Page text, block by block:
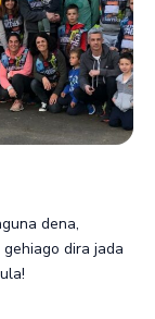
dena,
dira jada